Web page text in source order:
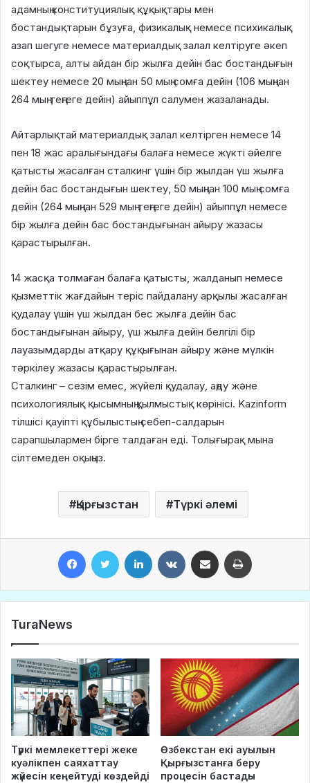
адамның конституциялық құқықтары мен
бостандықтарын бұзуға, физикалық немесе психикалық
азап шегуге немесе материалдық залал келтіруге әкеп
соқтырса, алты айдан бір жылға дейін бас бостандығын
шектеу немесе 20 мыңнан 50 мың сомға дейін (106 мыңнан
264 мың теңгеге дейін) айыппұл салумен жазаланады.
Айтарлықтай материалдық залал келтірген немесе 14
пен 18 жас аралығындағы балаға немесе жүкті әйелге
қатысты жасалған сталкинг үшін бір жылдан үш жылға
дейін бас бостандығын шектеу, 50 мыңнан 100 мың сомға
дейін (264 мыңнан 529 мың теңгеге дейін) айыппұл немесе
бір жылға дейін бас бостандығынан айыру жазасы
қарастырылған.
14 жасқа толмаған балаға қатысты, жалданып немесе
қызметтік жағдайын теріс пайдалану арқылы жасалған
қудалау үшін үш жылдан бес жылға дейін бас
бостандығынан айыру, үш жылға дейін белгілі бір
лауазымдарды атқару құқығынан айыру және мүлкін
тәркілеу жазасы қарастырылған.
Сталкинг – сезім емес, жүйелі қудалау, аңду және
психологиялық қысымның қылмыстық көрінісі. Kazinform
тілшісі қауіпті құбылыстың себеп-салдарын
сарапшылармен бірге талдаған еді. Толығырақ мына
сілтемеден оқыңыз.
Қырғызстан Түркі әлемі
TuraNews
Түркі мемлекеттері жеке
куәлікпен саяхаттау
жүйесін кеңейтуді көздейді
Өзбекстан екі ауылын
Қырғызстанға беру
процесін бастады